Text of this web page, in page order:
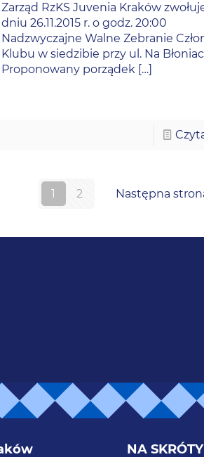
Zarząd RzKS Juvenia Kraków
dniu 26.11.2015 r. o godz. 20:00
Nadzwyczajne Walne Zebranie
Klubu w siedzibie przy ul. Na
Proponowany porządek[…]
1 2 Następna
NA SKRÓTY